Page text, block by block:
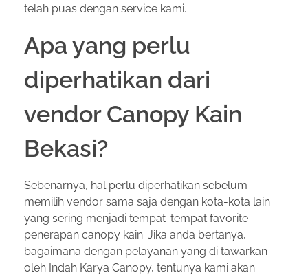
telah puas dengan service kami.
Apa yang perlu
diperhatikan dari
vendor Canopy Kain
Bekasi?
Sebenarnya, hal perlu diperhatikan sebelum
memilih vendor sama saja dengan kota-kota lain
yang sering menjadi tempat-tempat favorite
penerapan canopy kain. Jika anda bertanya,
bagaimana dengan pelayanan yang di tawarkan
oleh Indah Karya Canopy, tentunya kami akan